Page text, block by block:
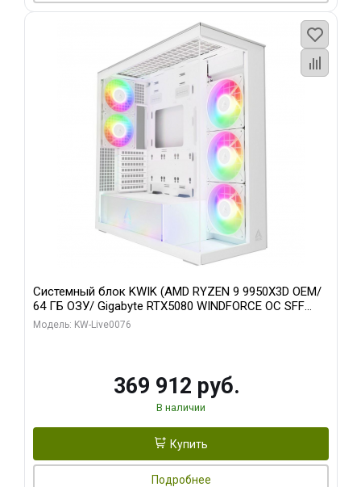
Системный блок KWIK (AMD RYZEN 9 9950X3D OEM/
64 ГБ ОЗУ/ Gigabyte RTX5080 WINDFORCE OC SFF
16GB GDDR7 256bit / 960 ГБ SSD)
Модель: KW-Live0076
369 912 руб.
В наличии
Купить
Подробнее